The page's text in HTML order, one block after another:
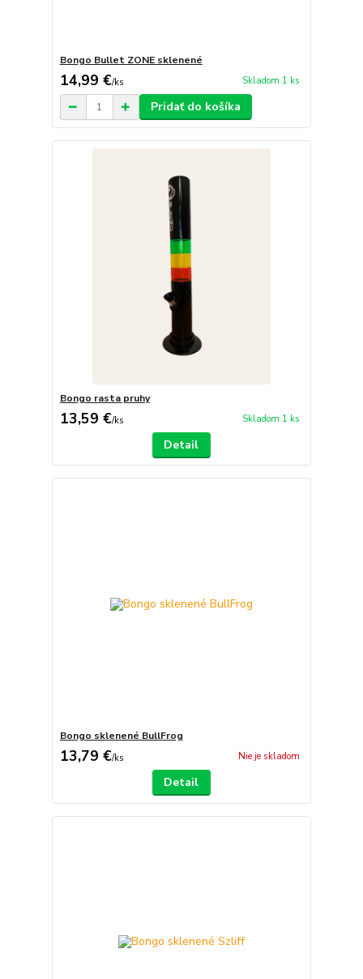
Bongo Bullet ZONE sklenené
14,99 €/ks Skladom 1 ks
Pridať do košíka
Bongo rasta pruhy
13,59 €/ks Skladom 1 ks
Detail
Bongo sklenené BullFrog
13,79 €/ks Nie je skladom
Detail